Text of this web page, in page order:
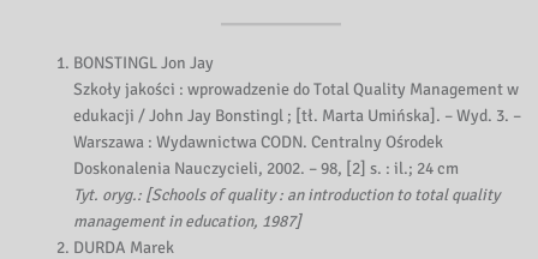
BONSTINGL Jon Jay
Szkoły jakości : wprowadzenie do Total Quality Management w
edukacji / John Jay Bonstingl ; [tł. Marta Umińska]. – Wyd. 3. –
Warszawa : Wydawnictwa CODN. Centralny Ośrodek
Doskonalenia Nauczycieli, 2002. – 98, [2] s. : il.; 24 cm
Tyt. oryg.: [Schools of quality : an introduction to total quality
management in education, 1987]
DURDA Marek